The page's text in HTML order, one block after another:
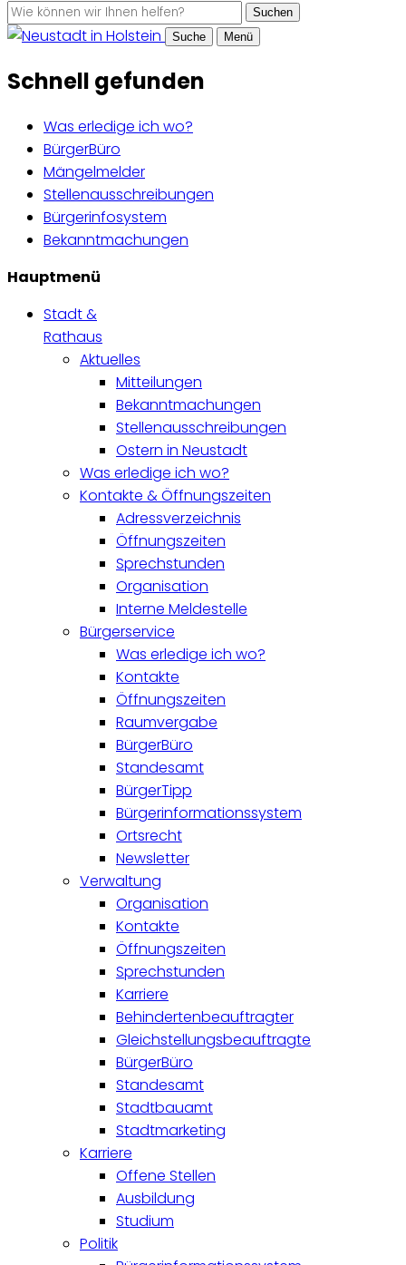
Suchen
Suche
Menü
Schnell gefunden
Was erledige ich wo?
BürgerBüro
Mängelmelder
Stellenausschreibungen
Bürgerinfosystem
Bekanntmachungen
Hauptmenü
Stadt &
Rathaus
Aktuelles
Mitteilungen
Bekanntmachungen
Stellenausschreibungen
Ostern in Neustadt
Was erledige ich wo?
Kontakte & Öffnungszeiten
Adressverzeichnis
Öffnungszeiten
Sprechstunden
Organisation
Interne Meldestelle
Bürgerservice
Was erledige ich wo?
Kontakte
Öffnungszeiten
Raumvergabe
BürgerBüro
Standesamt
BürgerTipp
Bürgerinformationssystem
Ortsrecht
Newsletter
Verwaltung
Organisation
Kontakte
Öffnungszeiten
Sprechstunden
Karriere
Behindertenbeauftragter
Gleichstellungsbeauftragte
BürgerBüro
Standesamt
Stadtbauamt
Stadtmarketing
Karriere
Offene Stellen
Ausbildung
Studium
Politik